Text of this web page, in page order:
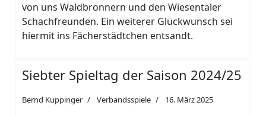
von uns Waldbronnern und den Wiesentaler
Schachfreunden. Ein weiterer Glückwunsch sei
hiermit ins Fächerstädtchen entsandt.
Siebter Spieltag der Saison 2024/25
Bernd Kuppinger Verbandsspiele 16. März 2025